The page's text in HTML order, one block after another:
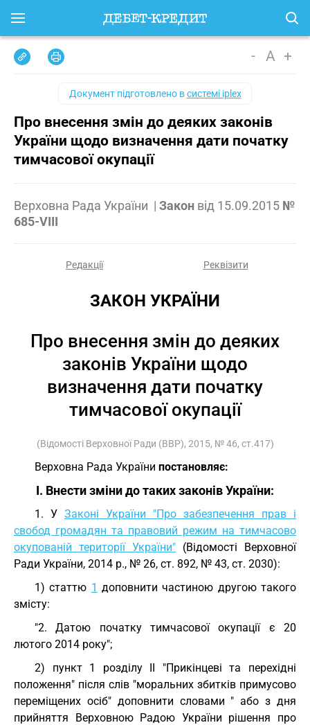
- A +
Документ підготовлено всистемі iplex
Про внесення змін до деяких законів
України щодо визначення дати початку
тимчасової окупації
Верховна Рада України | Закон від 15.09.2015 №
685-VIII
Редакції Реквізити
ЗАКОН УКРАЇНИ
Про внесення змін до деяких
законів України щодо
визначення дати початку
тимчасової окупації
(Відомості Верховної Ради (ВВР), 2015, № 46, ст.417)
Верховна Рада України постановляє:
I. Внести зміни до таких законів України:
1. У Законі України "Про забезпечення прав і
свобод громадян та правовий режим на тимчасово
окупованій території України" (Відомості Верховної
Ради України, 2014 р., № 26, ст. 892, № 43, ст. 2030):
1) статтю 1 доповнити частиною другою такого
змісту:
"2. Датою початку тимчасової окупації є 20
лютого 2014 року";
2) пункт 1 розділу II "Прикінцеві та перехідні
положення" після слів "моральних збитків примусово
переміщених осіб" доповнити словами " або з дня
прийняття Верховною Радою України рішення про